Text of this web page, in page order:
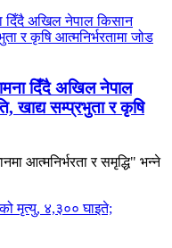
दिँदै अखिल नेपाल
खाद्य सम्प्रभुता र कृषि
आत्मनिर्भरता र समृद्धि" भन्ने